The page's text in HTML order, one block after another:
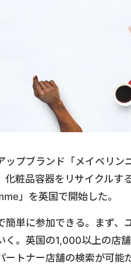
プブランド「メイベリン
粧品容器をリサイクルす
」を英国で開始した。
単に参加できる。まず、
。英国の1,000以上の店
トナー店舗の検索が可能